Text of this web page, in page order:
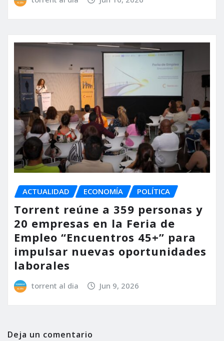
ACTUALIDAD ECONOMÍA POLÍTICA
Torrent reúne a 359 personas y
20 empresas en la Feria de
Empleo “Encuentros 45+” para
impulsar nuevas oportunidades
laborales
torrent al dia Jun 9, 2026
Deja un comentario